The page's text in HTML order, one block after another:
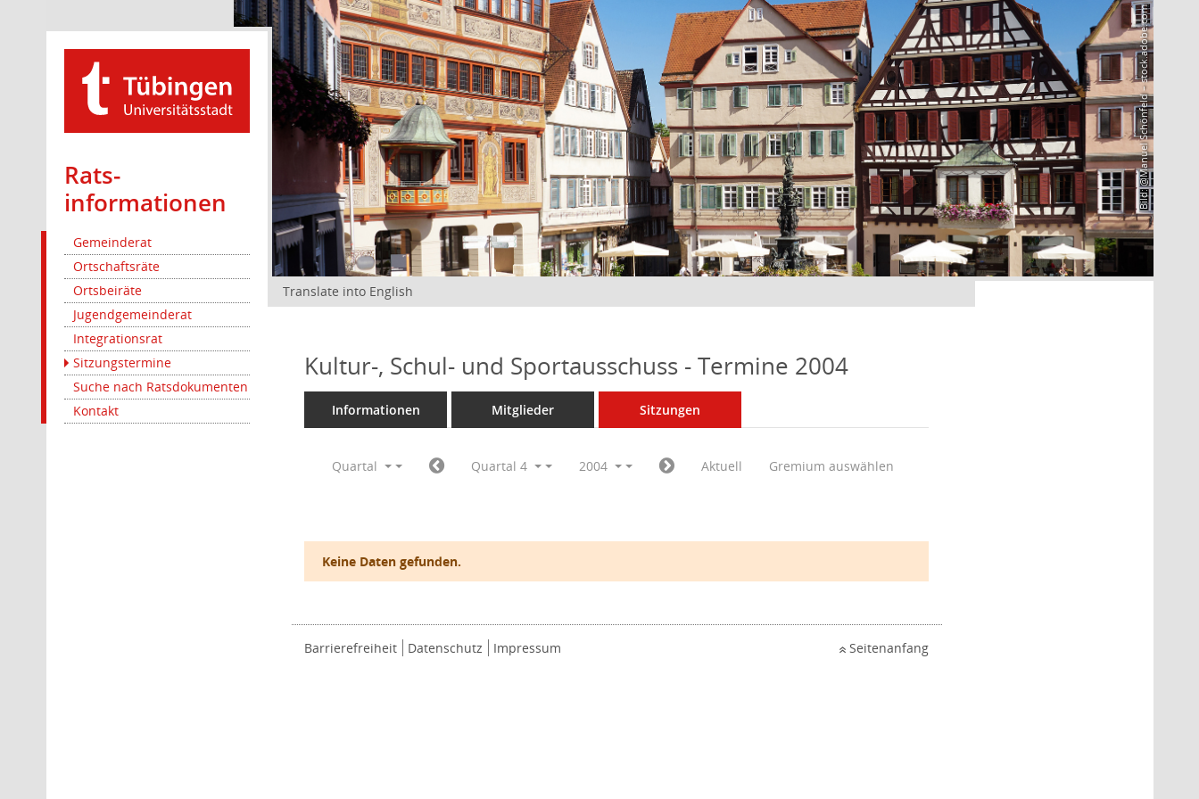
Rats­
informationen
Gemeinderat
Ortschaftsräte
Ortsbeiräte
Jugendgemeinderat
Integrationsrat
Sitzungstermine
Suche nach Ratsdokumenten
Kontakt
Bild: @Manuel Schönfeld – stock.adobe.com
Translate into English
Kultur-, Schul- und Sportausschuss - Termine 2004
Informationen Mitglieder Sitzungen
Quartal Quartal 4 2004 Aktuell Gremium auswählen
Keine Daten gefunden.
Barrierefreiheit Datenschutz Impressum Seitenanfang